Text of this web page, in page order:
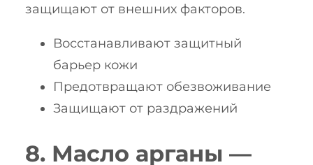
защищают от внешних факторов.
Восстанавливают защитный
барьер кожи
Предотвращают обезвоживание
Защищают от раздражений
8. Масло арганы —